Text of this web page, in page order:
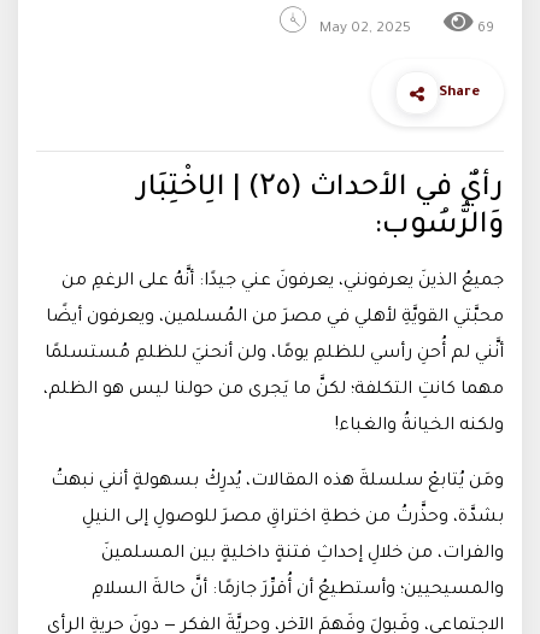
May 02, 2025 69
Share
رأيٌ في الأحداث (۲٥) | الِاخْتِبَار
وَالرُّسُوب:
جميعُ الذينَ يعرفونني، يعرفونَ عني جيدًا: أنَّهُ على الرغمِ من
محبَّتي القويَّةِ لأهلي في مصرَ من المُسلمين، ويعرفون أيضًا
أنَّني لم أُحنِ رأسي للظلمِ يومًا، ولن أنحنيَ للظلمِ مُستسلمًا
مهما كانتِ التكلفة؛ لكنَّ ما يَجرى من حولنا ليس هو الظلم،
ولكنه الخيانةُ والغباء!
ومَن يُتابعْ سلسلةَ هذه المقالات، يُدرِكْ بسهولةٍ أنني نبهتُ
بشدَّة، وحذَّرتُ من خطةِ اختراقِ مصرَ للوصولِ إلى النيلِ
والفرات، من خلالِ إحداثِ فتنةٍ داخليةٍ بين المسلمينَ
والمسيحيين؛ وأستطيعُ أن أُقرِّرَ جازمًا: أنَّ حالةَ السلامِ
الاجتماعي، وقَبولَ وفَهمَ الآخر، وحريَّةَ الفكر — دونَ حريةِ الرأي